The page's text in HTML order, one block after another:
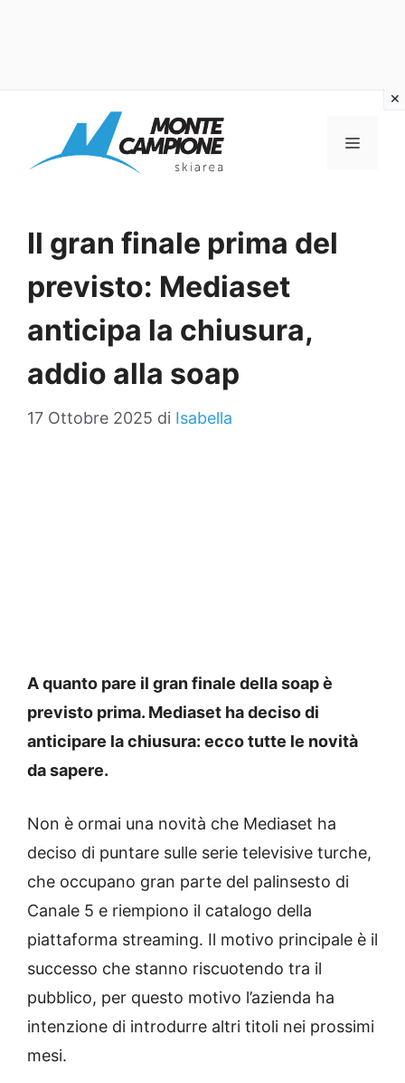
contenuto
MENU
Il gran finale prima del
previsto: Mediaset
anticipa la chiusura,
addio alla soap
17 Ottobre 2025 di Isabella
A quanto pare il gran finale della soap è
previsto prima. Mediaset ha deciso di
anticipare la chiusura: ecco tutte le novità
da sapere.
Non è ormai una novità che Mediaset ha
deciso di puntare sulle serie televisive turche,
che occupano gran parte del palinsesto di
Canale 5 e riempiono il catalogo della
piattaforma streaming. Il motivo principale è il
successo che stanno riscuotendo tra il
pubblico, per questo motivo l’azienda ha
intenzione di introdurre altri titoli nei prossimi
mesi.